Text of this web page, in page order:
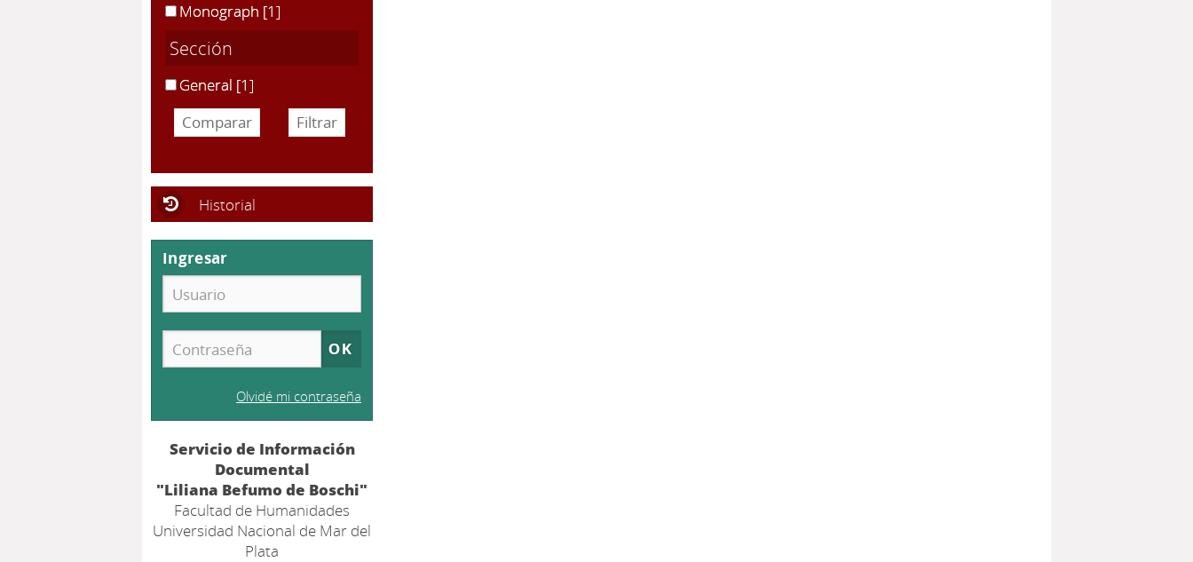
Monograph [1]
Sección
General [1]
Historial
Ingresar
Olvidé mi contraseña
Servicio de Información
Documental
"Liliana Befumo de Boschi"
Facultad de Humanidades
Universidad Nacional de Mar del
Plata